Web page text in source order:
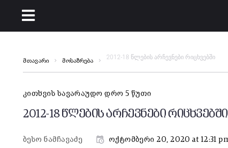
მთავარი მოსაზრება
2012-18 წლების არჩევნები რიცხვებში
კითხვის სავარაუდო დრო 5 წუთი
2012-18 წლების არჩევნები რიცხვებში
ბესო ნამჩავაძე ოქტომბერი 20, 2020 at 12:31